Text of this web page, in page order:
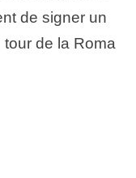
de signer un
tour de la Roma